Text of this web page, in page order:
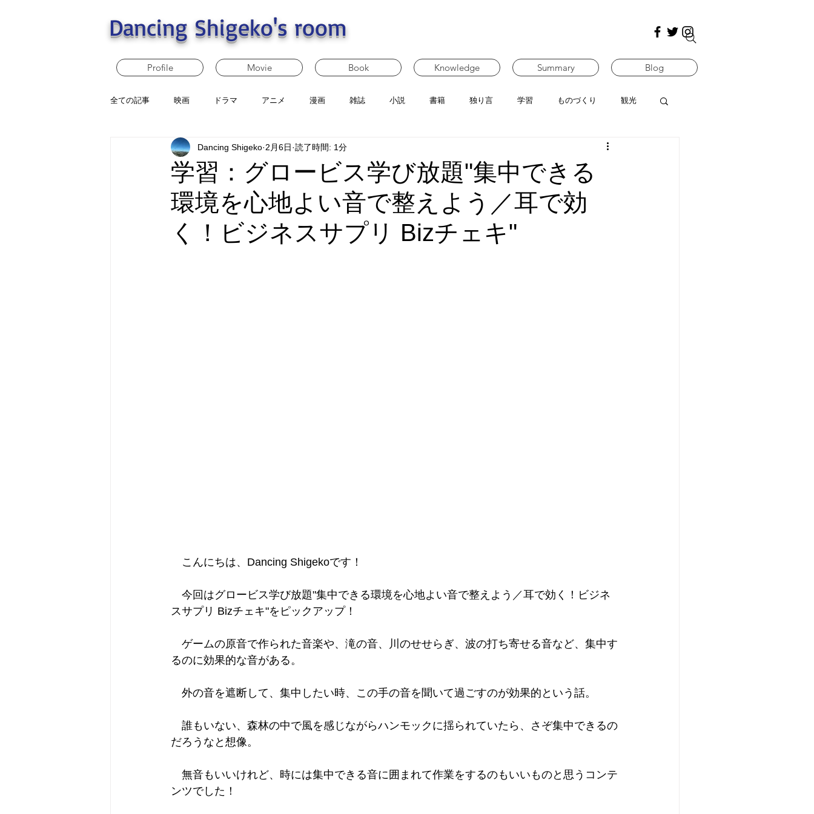
Dancing Shigeko's room
Profile Movie Book Knowledge Summary Blog
全ての記事 映画 ドラマ アニメ 漫画 雑誌 小説 書籍 独り言 学習 ものづくり 観光
学習：グロービス学び放題"集中できる
環境を心地よい音で整えよう／耳で効
く！ビジネスサプリ Bizチェキ"
Dancing Shigeko 2月6日 読了時間: 1分
こんにちは、Dancing Shigekoです！
今回はグロービス学び放題"集中できる環境を心地よい音で整えよう／耳で効く！ビジネ
スサプリ Bizチェキ"をピックアップ！
ゲームの原音で作られた音楽や、滝の音、川のせせらぎ、波の打ち寄せる音など、集中す
るのに効果的な音がある。
外の音を遮断して、集中したい時、この手の音を聞いて過ごすのが効果的という話。
誰もいない、森林の中で風を感じながらハンモックに揺られていたら、さぞ集中できるの
だろうなと想像。
無音もいいけれど、時には集中できる音に囲まれて作業をするのもいいものと思うコンテ
ンツでした！